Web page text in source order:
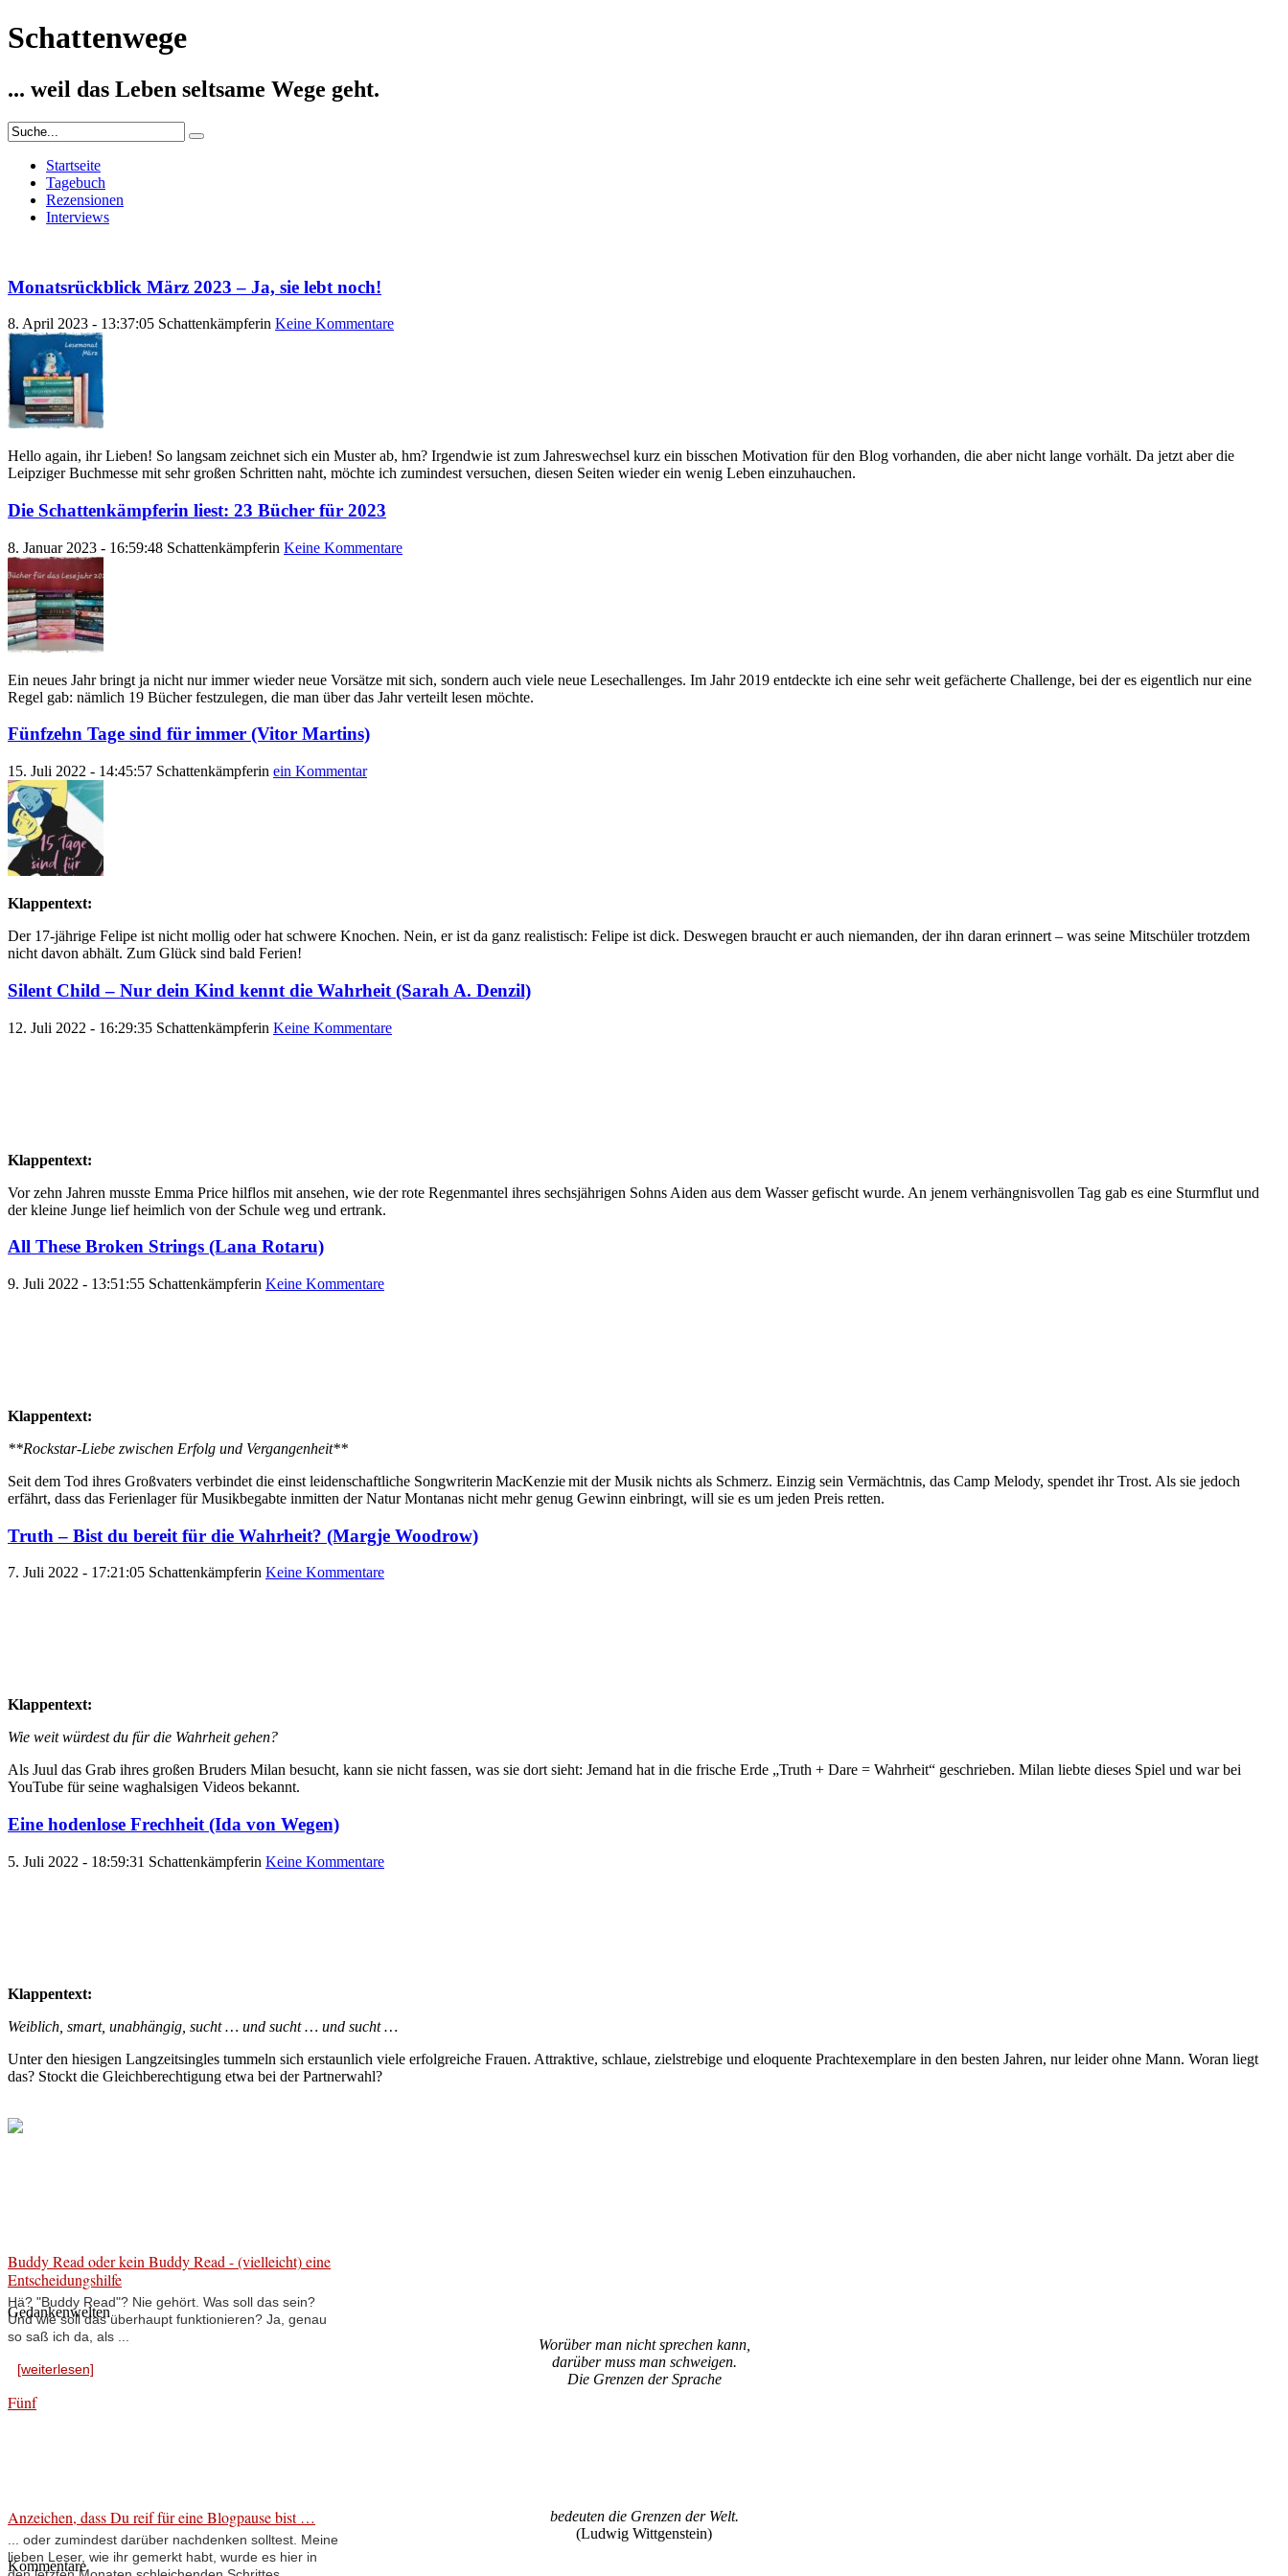
Schattenwege
... weil das Leben seltsame Wege geht.
Startseite
Tagebuch
Rezensionen
Interviews
Monatsrückblick März 2023 – Ja, sie lebt noch!
8. April 2023 - 13:37:05 Schattenkämpferin Keine Kommentare
Hello again, ihr Lieben! So langsam zeichnet sich ein Muster ab, hm? Irgendwie ist zum Jahreswechsel kurz ein bisschen Motivation für den Blog vorhanden, die aber nicht lange vorhält. Da jetzt aber die
Leipziger Buchmesse mit sehr großen Schritten naht, möchte ich zumindest versuchen, diesen Seiten wieder ein wenig Leben einzuhauchen.
Die Schattenkämpferin liest: 23 Bücher für 2023
8. Januar 2023 - 16:59:48 Schattenkämpferin Keine Kommentare
Ein neues Jahr bringt ja nicht nur immer wieder neue Vorsätze mit sich, sondern auch viele neue Lesechallenges. Im Jahr 2019 entdeckte ich eine sehr weit gefächerte Challenge, bei der es eigentlich nur eine
Regel gab: nämlich 19 Bücher festzulegen, die man über das Jahr verteilt lesen möchte.
Fünfzehn Tage sind für immer (Vitor Martins)
15. Juli 2022 - 14:45:57 Schattenkämpferin ein Kommentar
Klappentext:
Der 17-jährige Felipe ist nicht mollig oder hat schwere Knochen. Nein, er ist da ganz realistisch: Felipe ist dick. Deswegen braucht er auch niemanden, der ihn daran erinnert – was seine Mitschüler trotzdem
nicht davon abhält. Zum Glück sind bald Ferien!
Silent Child – Nur dein Kind kennt die Wahrheit (Sarah A. Denzil)
12. Juli 2022 - 16:29:35 Schattenkämpferin Keine Kommentare
Klappentext:
Vor zehn Jahren musste Emma Price hilflos mit ansehen, wie der rote Regenmantel ihres sechsjährigen Sohns Aiden aus dem Wasser gefischt wurde. An jenem verhängnisvollen Tag gab es eine Sturmflut und
der kleine Junge lief heimlich von der Schule weg und ertrank.
All These Broken Strings (Lana Rotaru)
9. Juli 2022 - 13:51:55 Schattenkämpferin Keine Kommentare
Klappentext:
**Rockstar-Liebe zwischen Erfolg und Vergangenheit**
Seit dem Tod ihres Großvaters verbindet die einst leidenschaftliche Songwriterin MacKenzie mit der Musik nichts als Schmerz. Einzig sein Vermächtnis, das Camp Melody, spendet ihr Trost. Als sie jedoch
erfährt, dass das Ferienlager für Musikbegabte inmitten der Natur Montanas nicht mehr genug Gewinn einbringt, will sie es um jeden Preis retten.
Truth – Bist du bereit für die Wahrheit? (Margje Woodrow)
7. Juli 2022 - 17:21:05 Schattenkämpferin Keine Kommentare
Klappentext:
Wie weit würdest du für die Wahrheit gehen?
Als Juul das Grab ihres großen Bruders Milan besucht, kann sie nicht fassen, was sie dort sieht: Jemand hat in die frische Erde „Truth + Dare = Wahrheit“ geschrieben. Milan liebte dieses Spiel und war bei
YouTube für seine waghalsigen Videos bekannt.
Eine hodenlose Frechheit (Ida von Wegen)
5. Juli 2022 - 18:59:31 Schattenkämpferin Keine Kommentare
Klappentext:
Weiblich, smart, unabhängig, sucht … und sucht … und sucht …
Unter den hiesigen Langzeitsingles tummeln sich erstaunlich viele erfolgreiche Frauen. Attraktive, schlaue, zielstrebige und eloquente Prachtexemplare in den besten Jahren, nur leider ohne Mann. Woran liegt
das? Stockt die Gleichberechtigung etwa bei der Partnerwahl?
Buddy Read oder kein Buddy Read - (vielleicht) eine
Entscheidungshilfe
Hä? "Buddy Read"? Nie gehört. Was soll das sein?
Und wie soll das überhaupt funktionieren? Ja, genau
so saß ich da, als ...
[weiterlesen]
Fünf
Anzeichen, dass Du reif für eine Blogpause bist …
... oder zumindest darüber nachdenken solltest. Meine
lieben Leser, wie ihr gemerkt habt, wurde es hier in
Gedankenwelten
Worüber man nicht sprechen kann,
darüber muss man schweigen.
Die Grenzen der Sprache
bedeuten die Grenzen der Welt.
(Ludwig Wittgenstein)
Kommentare